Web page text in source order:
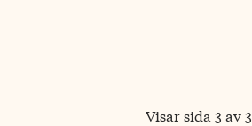
Visar sida 3 av 3